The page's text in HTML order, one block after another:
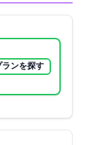
ランを探す